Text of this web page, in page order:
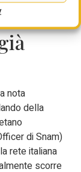
nota
della
di Snam)
rete italiana
scorre